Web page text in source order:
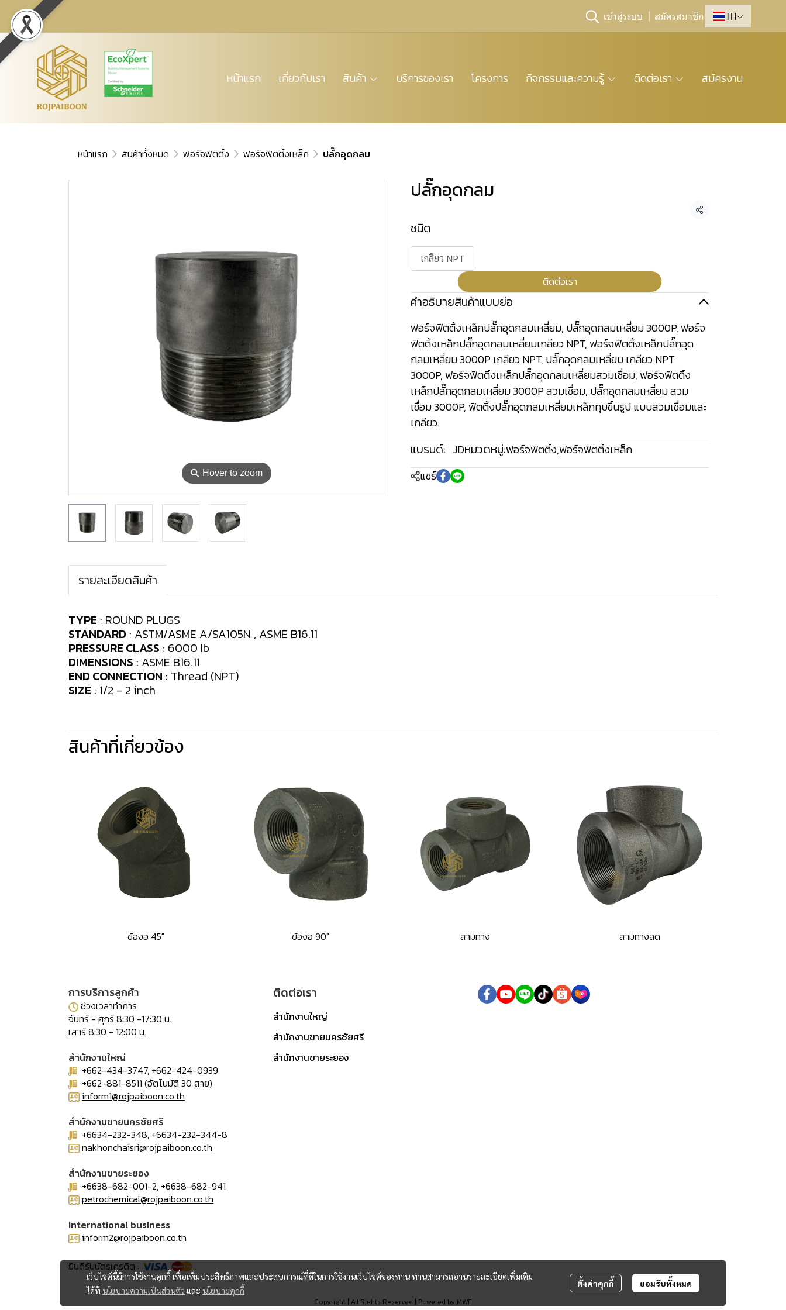
เข้าสู่ระบบ สมัครสมาชิก TH
หน้าแรก เกี่ยวกับเรา สินค้า บริการของเรา โครงการ กิจกรรมและความรู้ ติดต่อเรา สมัครงาน
หน้าแรก สินค้าทั้งหมด ฟอร์จฟิตติ้ง ฟอร์จฟิตติ้งเหล็ก ปลั๊กอุดกลม
⚲ Hover to zoom
ปลั๊กอุดกลม
แชร์
ชนิด
เกลียว NPT
ติดต่อเรา
คำอธิบายสินค้าแบบย่อ
ฟอร์จฟิตติ้งเหล็กปลั๊กอุดกลมเหลี่ยม, ปลั๊กอุดกลมเหลี่ยม 3000P, ฟอร์จ
ฟิตติ้งเหล็กปลั๊กอุดกลมเหลี่ยมเกลียว NPT, ฟอร์จฟิตติ้งเหล็กปลั๊กอุด
กลมเหลี่ยม 3000P เกลียว NPT, ปลั๊กอุดกลมเหลี่ยม เกลียว NPT
3000P, ฟอร์จฟิตติ้งเหล็กปลั๊กอุดกลมเหลี่ยมสวมเชื่อม, ฟอร์จฟิตติ้ง
เหล็กปลั๊กอุดกลมเหลี่ยม 3000P สวมเชื่อม, ปลั๊กอุดกลมเหลี่ยม สวม
เชื่อม 3000P, ฟิตติ้งปลั๊กอุดกลมเหลี่ยมเหล็กทุบขึ้นรูป แบบสวมเชื่อมและ
เกลียว.
แบรนด์: JDหมวดหมู่:ฟอร์จฟิตติ้ง,ฟอร์จฟิตติ้งเหล็ก
แชร์
รายละเอียดสินค้า
TYPE : ROUND PLUGS
STANDARD : ASTM/ASME A/SA105N , ASME B16.11
PRESSURE CLASS : 6000 Ib
DIMENSIONS : ASME B16.11
END CONNECTION : Thread (NPT)
SIZE : 1/2 - 2 inch
สินค้าที่เกี่ยวข้อง
ข้องอ 45° ข้องอ 90° สามทาง สามทางลด
เว็บไซต์นี้มีการใช้งานคุกกี้ เพื่อเพิ่มประสิทธิภาพและประสบการณ์ที่ดีในการใช้งานเว็บไซต์ของท่าน ท่านสามารถอ่านรายละเอียดเพิ่มเติม
ได้ที่ นโยบายความเป็นส่วนตัว และ นโยบายคุกกี้
ตั้งค่าคุกกี้ ยอมรับทั้งหมด
การบริการลูกค้า
ช่วงเวลาทำการ
จันทร์ - ศุกร์ 8:30 -17:30 น.
เสาร์ 8:30 - 12:00 น.
สำนักงานใหญ่
+662-434-3747, +662-424-0939
+662-881-8511 (อัตโนมัติ 30 สาย)
inform1@rojpaiboon.co.th
สำนักงานขายนครชัยศรี
+6634-232-348, +6634-232-344-8
nakhonchaisri@rojpaiboon.co.th
สำนักงานขายระยอง
+6638-682-001-2, +6638-682-941
petrochemical@rojpaiboon.co.th
International business
inform2@rojpaiboon.co.th
ยินดีรับบัตรเครดิต :
ติดต่อเรา
สำนักงานใหญ่
สำนักงานขายนครชัยศรี
สำนักงานขายระยอง
Copyright | All Rights Reserved | Powered by MWE